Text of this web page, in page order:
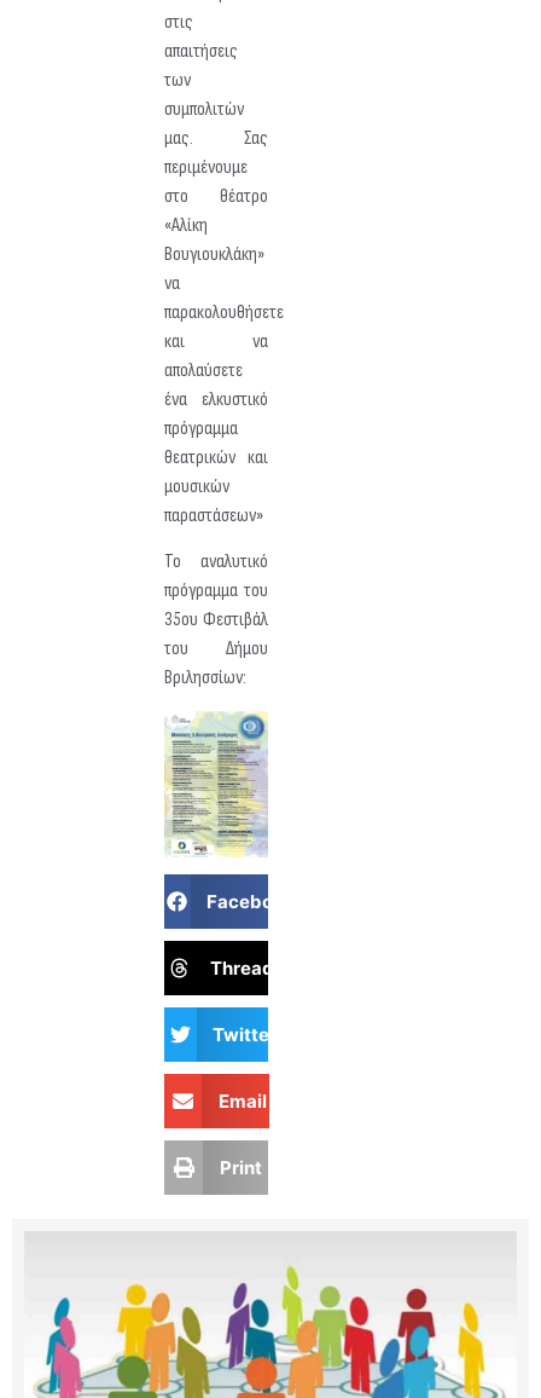
στις
απαιτήσεις
των
συμπολιτών
μας. Σας
περιμένουμε
στο θέατρο
«Αλίκη
Βουγιουκλάκη»
να
παρακολουθήσετε
και να
απολαύσετε
ένα ελκυστικό
πρόγραμμα
θεατρικών και
μουσικών
παραστάσεων»
Το αναλυτικό
πρόγραμμα του
35ου Φεστιβάλ
του Δήμου
Βριλησσίων:
Facebook
Threads
Twitter
Email
Print